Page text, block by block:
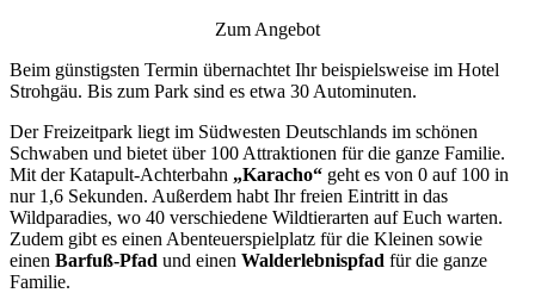
Zum Angebot
Beim günstigsten Termin übernachtet Ihr beispielsweise im Hotel
Strohgäu. Bis zum Park sind es etwa 30 Autominuten.
Der Freizeitpark liegt im Südwesten Deutschlands im schönen
Schwaben und bietet über 100 Attraktionen für die ganze Familie.
Mit der Katapult-Achterbahn „Karacho“ geht es von 0 auf 100 in
nur 1,6 Sekunden. Außerdem habt Ihr freien Eintritt in das
Wildparadies, wo 40 verschiedene Wildtierarten auf Euch warten.
Zudem gibt es einen Abenteuerspielplatz für die Kleinen sowie
einen Barfuß-Pfad und einen Walderlebnispfad für die ganze
Familie.